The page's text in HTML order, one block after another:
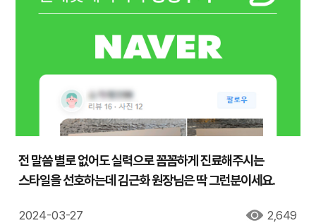
전 말씀 별로 없어도 실력으로 꼼꼼하게 진료해주시는
스타일을 선호하는데 김근화 원장님은 딱 그런분이세요.
2024-03-27 2,649